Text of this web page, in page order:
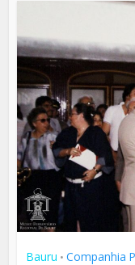
Bauru • Companhia